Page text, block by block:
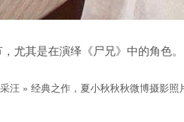
尤其是在演绎《尸兄》中的角色。
汪 » 经典之作，夏小秋秋秋微博摄影照